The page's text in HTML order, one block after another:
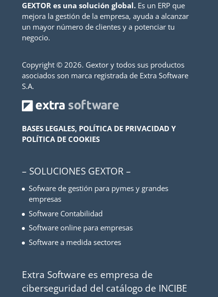
GEXTOR es una solución global.Es un ERP que
mejora la gestión de la empresa, ayuda a alcanzar
un mayor número de clientes y a potenciar tu
negocio.
Copyright © 2026. Gextor y todos sus productos
asociados son marca registrada de Extra Software
S.A.
BASES LEGALES, POLÍTICA DE PRIVACIDAD Y
POLÍTICA DE COOKIES
– SOLUCIONES GEXTOR –
Sofware de gestión para pymes y grandes
empresas
Software Contabilidad
Software online para empresas
Software a medida sectores
Extra Software es empresa de
ciberseguridad del catálogo de INCIBE